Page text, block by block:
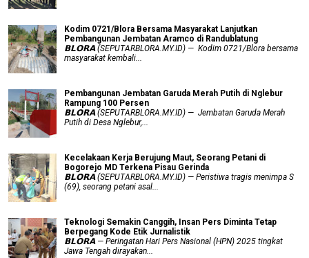
Kodim 0721/Blora Bersama Masyarakat Lanjutkan
Pembangunan Jembatan Aramco di Randublatung
𝗕𝗟𝗢𝗥𝗔 (SEPUTARBLORA.MY.ID) — Kodim 0721/Blora bersama
masyarakat kembali...
Pembangunan Jembatan Garuda Merah Putih di Nglebur
Rampung 100 Persen
𝗕𝗟𝗢𝗥𝗔 (SEPUTARBLORA.MY.ID) — Jembatan Garuda Merah
Putih di Desa Nglebur,...
Kecelakaan Kerja Berujung Maut, Seorang Petani di
Bogorejo MD Terkena Pisau Gerinda
𝗕𝗟𝗢𝗥𝗔 (SEPUTARBLORA.MY.ID) — Peristiwa tragis menimpa S
(69), seorang petani asal...
Teknologi Semakin Canggih, Insan Pers Diminta Tetap
Berpegang Kode Etik Jurnalistik
𝗕𝗟𝗢𝗥𝗔 — Peringatan Hari Pers Nasional (HPN) 2025 tingkat
Jawa Tengah dirayakan...